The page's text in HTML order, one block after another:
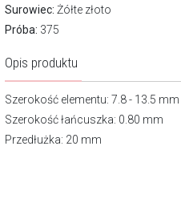
Surowiec: Żółte złoto
Próba: 375
Opis produktu
Szerokość elementu: 7.8 - 13.5 mm
Szerokość łańcuszka: 0.80 mm
Przedłużka: 20 mm